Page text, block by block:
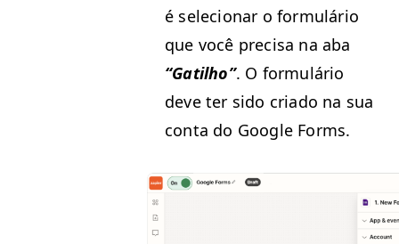
é sele­cionar o for­mulário
que você pre­cisa na aba
“Gatil­ho”. O for­mulário
deve ter sido cri­a­do na sua
con­ta do Google Forms.